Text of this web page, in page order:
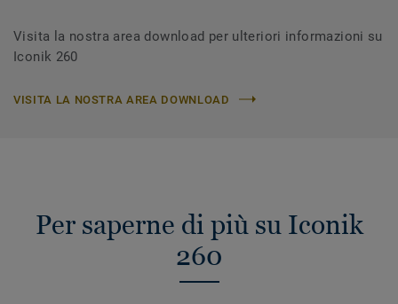
Visita la nostra area download per ulteriori informazioni su
Iconik 260
VISITA LA NOSTRA AREA DOWNLOAD
Per saperne di più su Iconik
260